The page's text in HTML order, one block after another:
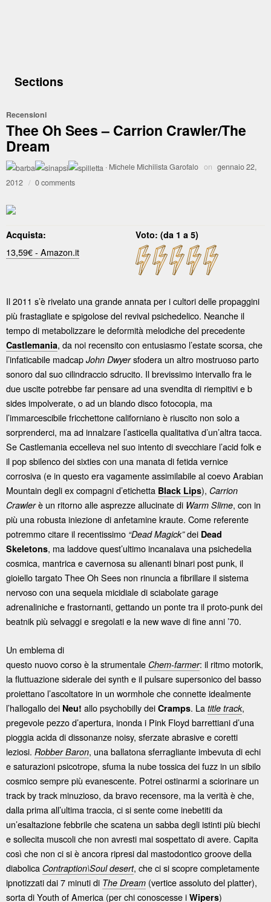
Sections
Recensioni
Thee Oh Sees – Carrion Crawler/The
Dream
· Michele Michilista Garofalo on gennaio 22,
2012 / 0 comments
Acquista: Voto: (da 1 a 5)
13,59€ - Amazon.it
Il 2011 s’è rivelato una grande annata per i cultori delle propaggini
più frastagliate e spigolose del revival psichedelico. Neanche il
tempo di metabolizzare le deformità melodiche del precedente
Castlemania, da noi recensito con entusiasmo l’estate scorsa, che
l’infaticabile madcap John Dwyersfodera un altro mostruoso parto
sonoro dal suo cilindraccio sdrucito. Il brevissimo intervallo fra le
due uscite potrebbe far pensare ad una svendita di riempitivi e b
sides impolverate, o ad un blando disco fotocopia, ma
l’immarcescibile fricchettone californiano è riuscito non solo a
sorprenderci, ma ad innalzare l’asticella qualitativa d’un’altra tacca.
Se Castlemania eccelleva nel suo intento di svecchiare l’acid folk e
il pop sbilenco dei sixties con una manata di fetida vernice
corrosiva (e in questo era vagamente assimilabile al coevo Arabian
Mountain degli ex compagni d’etichetta Black Lips), Carrion
Crawlerè un ritorno alle asprezze allucinate di Warm Slime, con in
più una robusta iniezione di anfetamine kraute. Come referente
potremmo citare il recentissimo “Dead Magick”dei Dead
Skeletons, ma laddove quest’ultimo incanalava una psichedelia
cosmica, mantrica e cavernosa su alienanti binari post punk, il
gioiello targato Thee Oh Sees non rinuncia a fibrillare il sistema
nervoso con una sequela micidiale di sciabolate garage
adrenaliniche e frastornanti, gettando un ponte tra il proto-punk dei
beatnik più selvaggi e sregolati e la new wave di fine anni ’70.
Un emblema di
questo nuovo corso è la strumentale Chem-farmer: il ritmo motorik,
la fluttuazione siderale dei synth e il pulsare supersonico del basso
proiettano l’ascoltatore in un wormhole che connette idealmente
l’hallogallo dei Neu! allo psychobilly dei Cramps. La title track,
pregevole pezzo d’apertura, inonda i Pink Floyd barrettiani d’una
pioggia acida di dissonanze noisy, sferzate abrasive e coretti
leziosi. Robber Baron, una ballatona sferragliante imbevuta di echi
e saturazioni psicotrope, sfuma la nube tossica dei fuzz in un sibilo
cosmico sempre più evanescente. Potrei ostinarmi a sciorinare un
track by track minuzioso, da bravo recensore, ma la verità è che,
dalla prima all’ultima traccia, ci si sente come inebetiti da
un’esaltazione febbrile che scatena un sabba degli istinti più biechi
e sollecita muscoli che non avresti mai sospettato di avere. Capita
così che non ci si è ancora ripresi dal mastodontico groove della
diabolica Contraption\Soul desert, che ci si scopre completamente
ipnotizzati dai 7 minuti di The Dream (vertice assoluto del platter),
sorta di Youth of America (per chi conoscesse i Wipers)